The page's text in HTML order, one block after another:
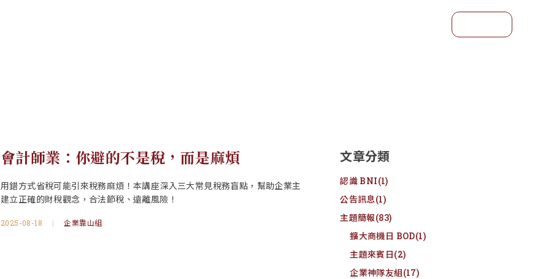
會計師業：你避的不是稅，而是麻煩
用錯方式省稅可能引來稅務麻煩！本講座深入三大常見稅務盲點，幫助企業主
建立正確的財稅觀念，合法節稅、遠離風險！
2025-08-18 | 企業靠山組
文章分類
認識 BNI(1)
公告訊息(1)
主題簡報(83)
擴大商機日 BOD(1)
主題來賓日(2)
企業神隊友組(17)